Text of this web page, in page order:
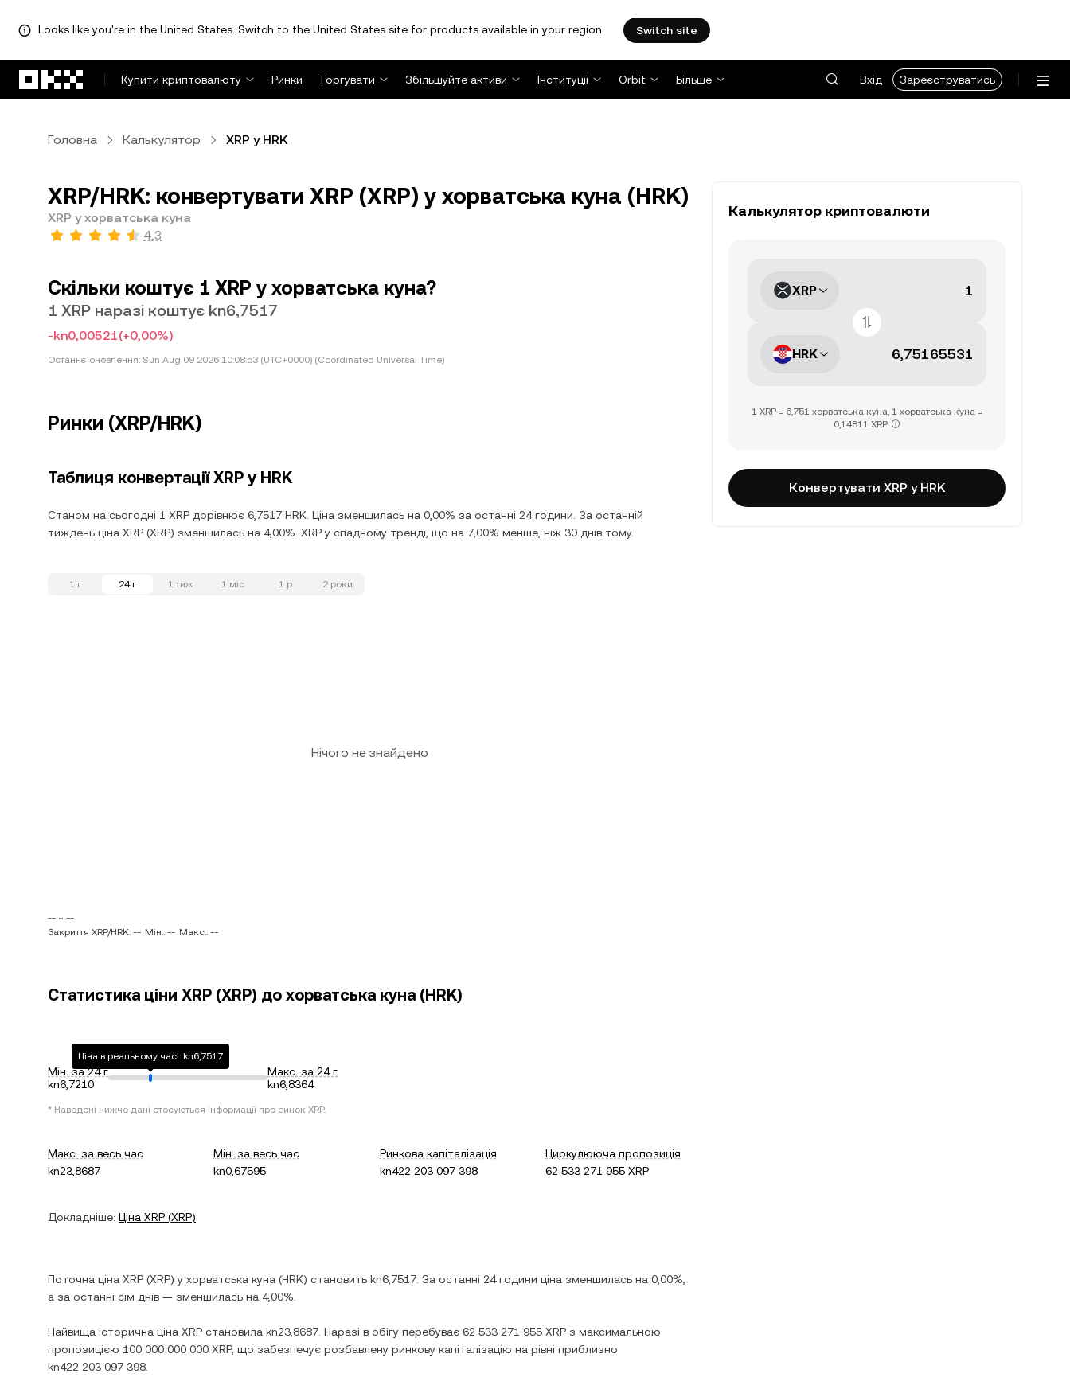
Looks like you're in the United States. Switch to the United States site for products available in your region. Switch site
Купити криптовалюту
Ринки Торгувати Збільшуйте активи Інституції Orbit Більше Вхід Зареєструватись
Головна Калькулятор XRP у HRK
XRP/HRK: конвертувати XRP (XRP) у хорватська куна (HRK)
XRP у хорватська куна
4,3
Скільки коштує 1 XRP у хорватська куна?
1 XRP наразі коштує kn6,7517
-kn0,00521(+0,00%)
Останнє оновлення: Sun Aug 09 2026 10:08:53 (UTC+0000) (Coordinated Universal Time)
Ринки (XRP/HRK)
Таблиця конвертації XRP у HRK
Станом на сьогодні 1 XRP дорівнює 6,7517 HRK. Ціна зменшилась на 0,00% за останні 24 години. За останній
тиждень ціна XRP (XRP) зменшилась на 4,00%. XRP у спадному тренді, що на 7,00% менше, ніж 30 днів тому.
1 г 24 г 1 тиж 1 міс 1 р 2 роки
Нічого не знайдено
-- ~ --
Закриття XRP/HRK: -- Мін.: -- Макс.: --
Статистика ціни XRP (XRP) до хорватська куна (HRK)
Мін. за 24 г
kn6,7210
Ціна в реальному часі: kn6,7517
Макс. за 24 г
kn6,8364
* Наведені нижче дані стосуються інформації про ринок XRP.
Макс. за весь час
kn23,8687
Мін. за весь час
kn0,67595
Ринкова капіталізація
kn422 203 097 398
Циркулююча пропозиція
62 533 271 955 XRP
Докладніше: Ціна XRP (XRP)
Поточна ціна XRP (XRP) у хорватська куна (HRK) становить kn6,7517 . За останні 24 години ціна зменшилась на 0,00%
а за останні сім днів — зменшилась на 4,00%
Найвища історична ціна XRP становила kn23,8687 . Наразі в обігу перебуває 62 533 271 955 XRP з максимальною
пропозицією 100 000 000 000 XRP, що забезпечує розбавлену ринкову капіталізацію на рівні приблизно
kn422 203 097 398
Калькулятор криптовалюти
XRP
HRK
1 XRP = 6,751 хорватська куна, 1 хорватська куна =
0,14811 XRP
Конвертувати XRP у HRK